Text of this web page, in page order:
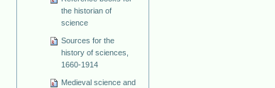
the historian of
science
Sources for the
history of sciences,
1660-1914
Medieval science and